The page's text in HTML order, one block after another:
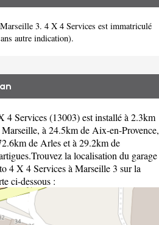
3. 4 X 4 Services est immatriculé
autre indication).
4 Services (13003) est installé à 2.3km
Marseille, à 24.5km de Aix-en-Provence,
de Arles et à 29.2km de
la localisation du garage
4 X 4 Services à Marseille 3 sur la
ci-dessous :